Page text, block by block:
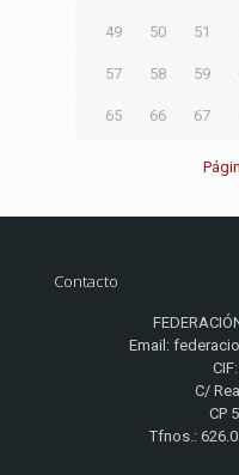
49 50 51
57 58 59
65 66 67
Contacto
Email:
C/
CP
Tfnos.: